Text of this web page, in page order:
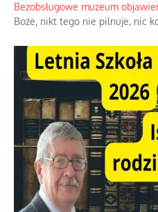
Bezobsługowe muzeum
Boże, nikt tego nie pilnuje, nic